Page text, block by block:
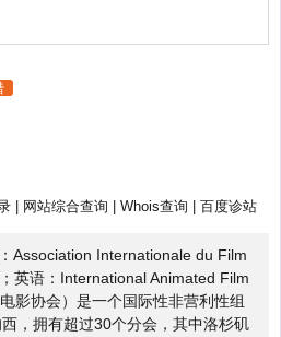
网站综合查询 Whois查询 百度诊站
Association Internationale du Film
英语：International Animated Film
影协会）是一个国际性非营利性组
，拥有超过30个分会，其中洛杉矶